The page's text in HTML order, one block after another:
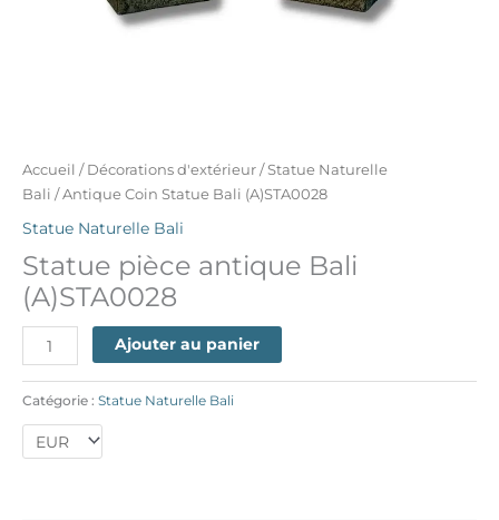
Accueil / Décorations d'extérieur /Statue Naturelle
Bali / Antique Coin Statue Bali (A)STA0028
Statue Naturelle Bali
Statue pièce antique Bali
(A)STA0028
Ajouter au panier
Catégorie : Statue Naturelle Bali